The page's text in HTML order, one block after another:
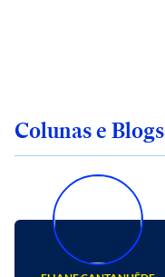
Colunas e Blogs